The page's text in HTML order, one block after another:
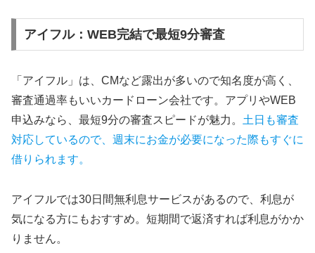
アイフル：WEB完結で最短9分審査
「アイフル」は、CMなど露出が多いので知名度が高く、
審査通過率もいいカードローン会社です。アプリやWEB
申込みなら、最短9分の審査スピードが魅力。 土日も審査
対応しているので、週末にお金が必要になった際もすぐに
借りられます。
アイフルでは30日間無利息サービスがあるので、利息が
気になる方にもおすすめ。短期間で返済すれば利息がかか
りません。